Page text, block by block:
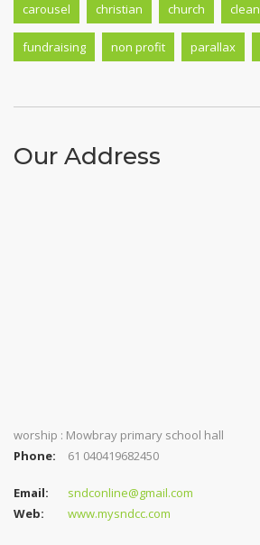
carousel christian church clean
fundraising non profit parallax
Our Address
worship : Mowbray primary school hall
Phone:
61 040419682450
Email:
sndconline@gmail.com
Web:
www.mysndcc.com